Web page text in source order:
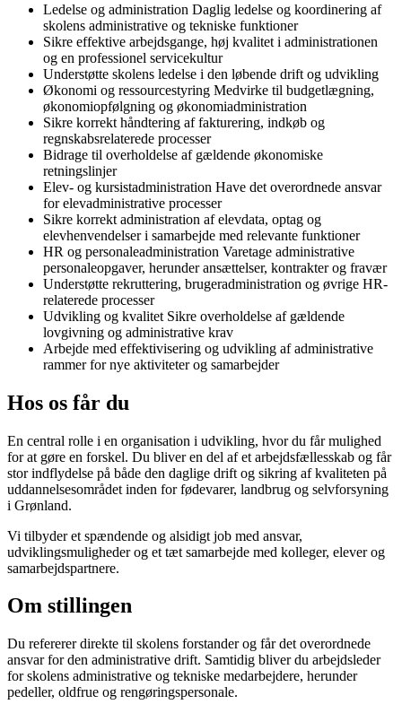
Ledelse og administration Daglig ledelse og koordinering af
skolens administrative og tekniske funktioner
Sikre effektive arbejdsgange, høj kvalitet i administrationen
og en professionel servicekultur
Understøtte skolens ledelse i den løbende drift og udvikling
Økonomi og ressourcestyring Medvirke til budgetlægning,
økonomiopfølgning og økonomiadministration
Sikre korrekt håndtering af fakturering, indkøb og
regnskabsrelaterede processer
Bidrage til overholdelse af gældende økonomiske
retningslinjer
Elev- og kursistadministration Have det overordnede ansvar
for elevadministrative processer
Sikre korrekt administration af elevdata, optag og
elevhenvendelser i samarbejde med relevante funktioner
HR og personaleadministration Varetage administrative
personaleopgaver, herunder ansættelser, kontrakter og fravær
Understøtte rekruttering, brugeradministration og øvrige HR-
relaterede processer
Udvikling og kvalitet Sikre overholdelse af gældende
lovgivning og administrative krav
Arbejde med effektivisering og udvikling af administrative
rammer for nye aktiviteter og samarbejder
Hos os får du
En central rolle i en organisation i udvikling, hvor du får mulighed
for at gøre en forskel. Du bliver en del af et arbejdsfællesskab og får
stor indflydelse på både den daglige drift og sikring af kvaliteten på
uddannelsesområdet inden for fødevarer, landbrug og selvforsyning
i Grønland.
Vi tilbyder et spændende og alsidigt job med ansvar,
udviklingsmuligheder og et tæt samarbejde med kolleger, elever og
samarbejdspartnere.
Om stillingen
Du refererer direkte til skolens forstander og får det overordnede
ansvar for den administrative drift. Samtidig bliver du arbejdsleder
for skolens administrative og tekniske medarbejdere, herunder
pedeller, oldfrue og rengøringspersonale.